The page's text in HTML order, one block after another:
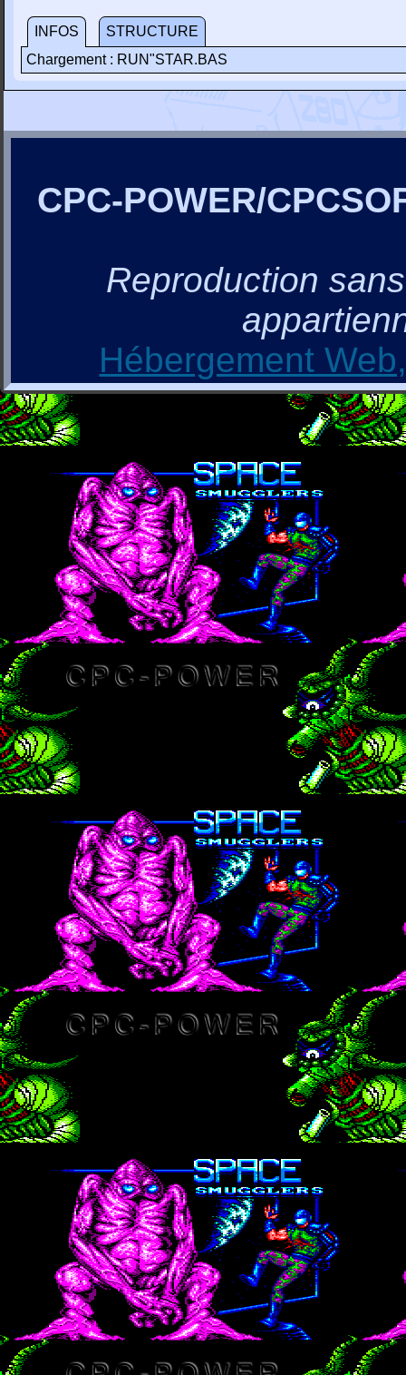
INFOS
STRUCTURE
Chargement : RUN"STAR.BAS
CPC-POWER/
Reproduction
Hébergement